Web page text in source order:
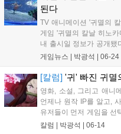
된다
TV 애니메이션 '귀멸의
게임 '귀멸의 칼날 히노
내 출시일 정보가 공개됐
된 국내 출시일은 앞서 일
게임뉴스 | 박광석 06-24
[칼럼] '귀' 빠진 귀멸
영화, 소설, 그리고 애니
언제나 원작 IP를 알고,
유저들이 먼저 게임을 선
작 IP를 모르던 사람들까
칼럼 | 박광석 06-14